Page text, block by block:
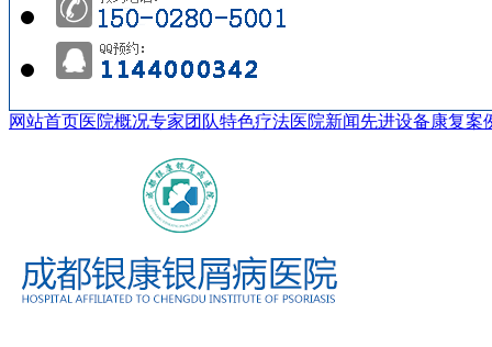
网站首页医院概况专家团队特色疗法医院新闻先进设备康复案